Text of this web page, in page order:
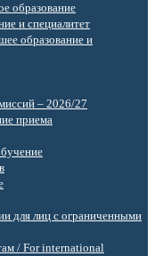
образование
и специалитет
образование и
– 2026/27
приема
для лиц с ограниченными
/ For international